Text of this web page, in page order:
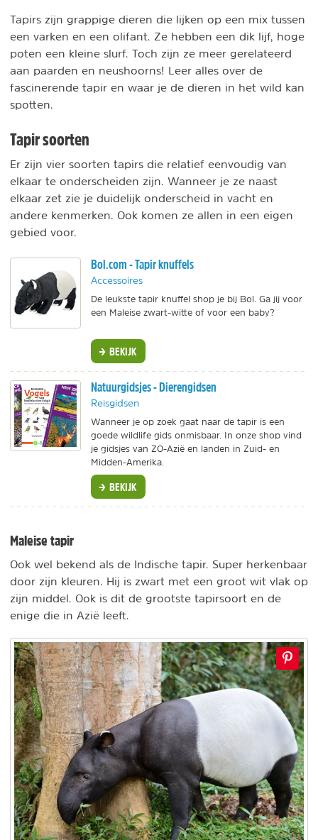
Tapirs zijn grappige dieren die lijken op een mix tussen
een varken en een olifant. Ze hebben een dik lijf, hoge
poten een kleine slurf. Toch zijn ze meer gerelateerd
aan paarden en neushoorns! Leer alles over de
fascinerende tapir en waar je de dieren in het wild kan
spotten.
Tapir soorten
Er zijn vier soorten tapirs die relatief eenvoudig van
elkaar te onderscheiden zijn. Wanneer je ze naast
elkaar zet zie je duidelijk onderscheid in vacht en
andere kenmerken. Ook komen ze allen in een eigen
gebied voor.
Bol.com - Tapir knuffels
Accessoires
De leukste tapir knuffel shop je bij Bol. Ga jij voor
een Maleise zwart-witte of voor een baby?
BEKIJK
Natuurgidsjes - Dierengidsen
Reisgidsen
Wanneer je op zoek gaat naar de tapir is een
goede wildlife gids onmisbaar. In onze shop vind
je gidsjes van ZO-Azië en landen in Zuid- en
Midden-Amerika.
BEKIJK
Maleise tapir
Ook wel bekend als de Indische tapir. Super herkenbaar
door zijn kleuren. Hij is zwart met een groot wit vlak op
zijn middel. Ook is dit de grootste tapirsoort en de
enige die in Azië leeft.